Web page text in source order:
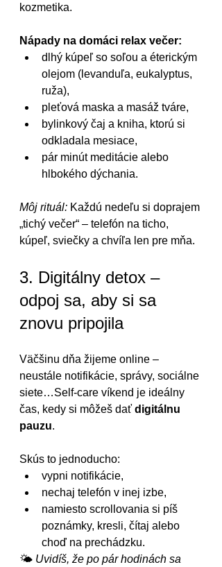
kozmetika.
Nápady na domáci relax večer:
dlhý kúpeľ so soľou a éterickým
olejom (levanduľa, eukalyptus,
ruža),
pleťová maska a masáž tváre,
bylinkový čaj a kniha, ktorú si
odkladala mesiace,
pár minút meditácie alebo
hlbokého dýchania.
Môj rituál: Každú nedeľu si doprajem
„tichý večer“ – telefón na ticho,
kúpeľ, sviečky a chvíľa len pre mňa.
3. Digitálny detox –
odpoj sa, aby si sa
znovu pripojila
Väčšinu dňa žijeme online –
neustále notifikácie, správy, sociálne
siete…Self-care víkend je ideálny
čas, kedy si môžeš dať digitálnu
pauzu.
Skús to jednoducho:
vypni notifikácie,
nechaj telefón v inej izbe,
namiesto scrollovania si píš
poznámky, kresli, čítaj alebo
choď na prechádzku.
🌤️ Uvidíš, že po pár hodinách sa